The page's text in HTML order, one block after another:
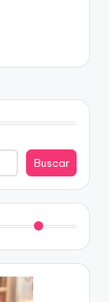
Buscar